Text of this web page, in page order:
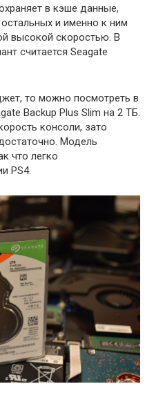
в кэше данные,
и именно к ним
высокой скоростью. В
считается Seagate
то можно посмотреть в
Backup Plus Slim на 2 ТБ.
консоли, зато
Модель
что легко
PS4.